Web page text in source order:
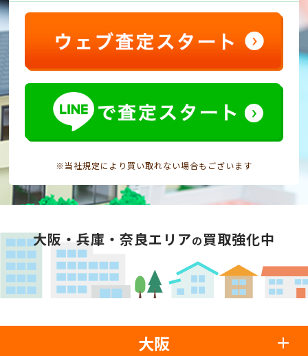
※当社規定により買い取れない場合もございます
大阪・兵庫・奈良エリアの買取強化中
大阪